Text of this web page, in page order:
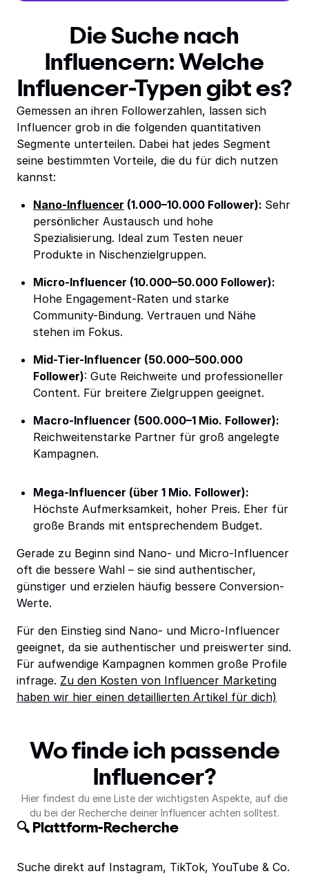
Die Suche nach
Influencern: Welche
Influencer-Typen gibt es?
Gemessen an ihren Followerzahlen, lassen sich
Influencer grob in die folgenden quantitativen
Segmente unterteilen. Dabei hat jedes Segment
seine bestimmten Vorteile, die du für dich nutzen
kannst:
Nano-Influencer (1.000–10.000 Follower): Sehr
persönlicher Austausch und hohe
Spezialisierung. Ideal zum Testen neuer
Produkte in Nischenzielgruppen.
Micro-Influencer (10.000–50.000 Follower):
Hohe Engagement-Raten und starke
Community-Bindung. Vertrauen und Nähe
stehen im Fokus.
Mid-Tier-Influencer (50.000–500.000
Follower): Gute Reichweite und professioneller
Content. Für breitere Zielgruppen geeignet.
Macro-Influencer (500.000–1 Mio. Follower):
Reichweitenstarke Partner für groß angelegte
Kampagnen.
Mega-Influencer (über 1 Mio. Follower):
Höchste Aufmerksamkeit, hoher Preis. Eher für
große Brands mit entsprechendem Budget.
Gerade zu Beginn sind Nano- und Micro-Influencer
oft die bessere Wahl – sie sind authentischer,
günstiger und erzielen häufig bessere Conversion-
Werte.
Für den Einstieg sind Nano- und Micro-Influencer
geeignet, da sie authentischer und preiswerter sind.
Für aufwendige Kampagnen kommen große Profile
infrage. Zu den Kosten von Influencer Marketing
haben wir hier einen detaillierten Artikel für dich)
Wo finde ich passende
Influencer?
Hier findest du eine Liste der wichtigsten Aspekte, auf die
du bei der Recherche deiner Influencer achten solltest.
🔍 Plattform-Recherche
Suche direkt auf Instagram, TikTok, YouTube & Co.